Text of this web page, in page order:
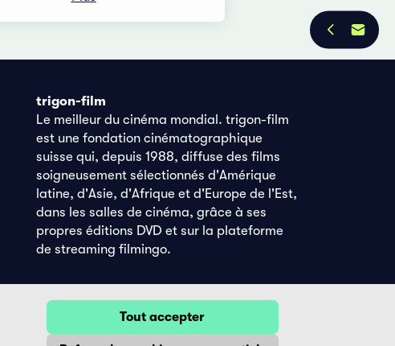
trigon-film
Le meilleur du cinéma mondial. trigon-film
est une fondation cinématographique
suisse qui, depuis 1988, diffuse des films
soigneusement sélectionnés d'Amérique
latine, d'Asie, d'Afrique et d'Europe de l'Est,
dans les salles de cinéma, grâce à ses
propres éditions DVD et sur la plateforme
de streaming filmingo.
Tout accepter